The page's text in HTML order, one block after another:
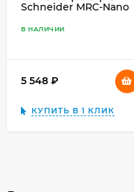
Schneider MRC-Nano
В НАЛИЧИИ
5 548
КУПИТЬ В 1 КЛИК